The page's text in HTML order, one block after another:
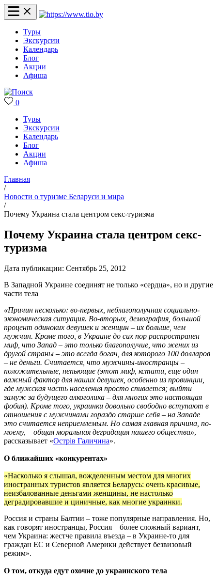
Туры
Экскурсии
Календарь
Блог
Акции
Афиша
0
Туры
Экскурсии
Календарь
Блог
Акции
Афиша
Главная
/
Новости о туризме Беларуси и мира
/
Почему Украина стала центром секс-туризма
Почему Украина стала центром секс-
туризма
Дата публикации: Сентябрь 25, 2012
В Западной Украине соединят не только «сердца», но и другие
части тела
«Причин несколько: во-первых, неблагополучная социально-
экономическая ситуация. Во-вторых, демография, большой
процент одиноких девушек и женщин – их больше, чем
мужчин. Кроме того, в Украине до сих пор распространен
миф, что Запад – это только благополучие, что жених из
другой страны – это всегда богач, для которого 100 долларов
– не деньги. Считается, что мужчины-иностранцы –
положительные, непьющие (этот миф, кстати, еще один
важный фактор для наших девушек, особенно из провинции,
где мужская часть населения просто спивается; выйти
замуж за будущего алкоголика – для многих это настоящая
фобия). Кроме того, украинки довольно свободно вступают в
отношения с мужчинами гораздо старше себя – на Западе
это считается неприемлемым. Но самая главная причина, по-
моему, – общая моральная деградация нашего общества»,
рассказывает «Острів Галичина».
О ближайших «конкурентах»
«Насколько я слышал, вожделенным местом для многих
иностранных туристов является Беларусь: очень красивые,
неизбалованные деньгами женщины, не настолько
деградировавшие и циничные, как многие украинки.
Россия и страны Балтии – тоже популярные направления. Но,
как говорят иностранцы, Россия – более сложный вариант,
чем Украина: жестче правила въезда – в Украине-то для
граждан ЕС и Северной Америки действует безвизовый
режим».
О том, откуда едут охочие до украинского тела